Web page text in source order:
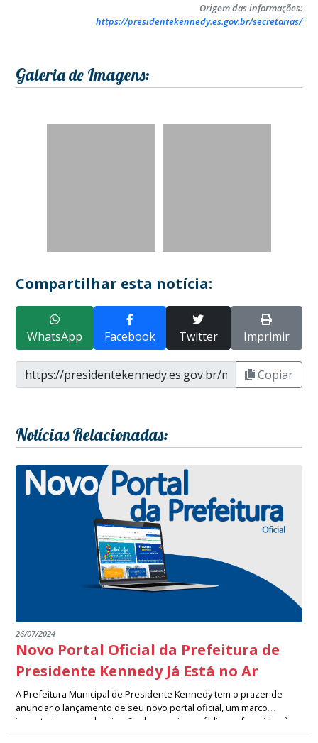
Origem das informações:
https://presidentekennedy.es.gov.br/secretarias/
Galeria de Imagens:
Compartilhar esta notícia:
WhatsApp Facebook Twitter Imprimir
Copiar
Notícias Relacionadas:
26/07/2024
Novo Portal Oficial da Prefeitura de
Presidente Kennedy Já Está no Ar
A Prefeitura Municipal de Presidente Kennedy tem o prazer de
anunciar o lançamento de seu novo portal oficial, um marco
importante na modernização dos serviços públicos oferecidos à
nossa comunidade. Este portal representa um avanço significativo